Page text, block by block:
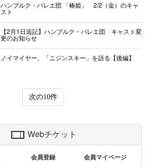
ハンブルク・バレエ団 「椿姫」 2/2（金）のキャ
スト
【2月1日追記】ハンブルク・バレエ団 キャスト変
更のお知らせ
ノイマイヤー、「ニジンスキー」を語る【後編】
次の10件
Webチケット
会員登録 会員マイページ